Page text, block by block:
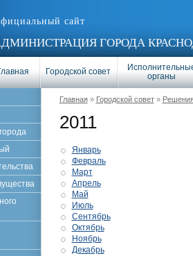
сайт
ГОРОДА
Городской совет
органы
Главная» Городской совет»
2011
Январь
Февраль
Март
Апрель
Май
Июль
Сентябрь
Октябрь
Ноябрь
Декабрь